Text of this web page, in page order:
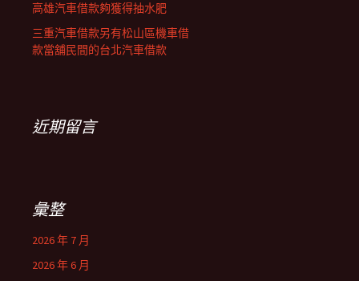
高雄汽車借款夠獲得抽水肥
三重汽車借款另有松山區機車借
款當舖民間的台北汽車借款
近期留言
彙整
2026 年 7 月
2026 年 6 月